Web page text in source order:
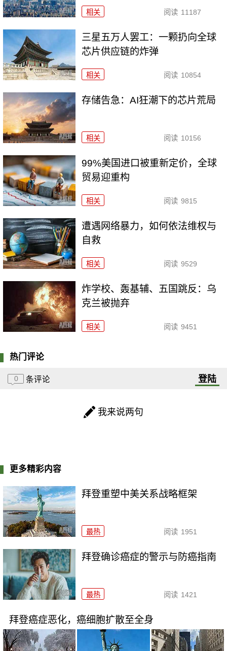
相关 阅读 11187
三星五万人罢工：一颗扔向全球
芯片供应链的炸弹
相关 阅读 10854
存储告急：AI狂潮下的芯片荒局
相关 阅读 10156
99%美国进口被重新定价，全球
贸易迎重构
相关 阅读 9815
遭遇网络暴力，如何依法维权与
自救
相关 阅读 9529
炸学校、轰基辅、五国跳反：乌
克兰被抛弃
相关 阅读 9451
热门评论
0 条评论 登陆
我来说两句
更多精彩内容
拜登重塑中美关系战略框架
最热 阅读 1951
拜登确诊癌症的警示与防癌指南
最热 阅读 1421
拜登癌症恶化，癌细胞扩散至全身